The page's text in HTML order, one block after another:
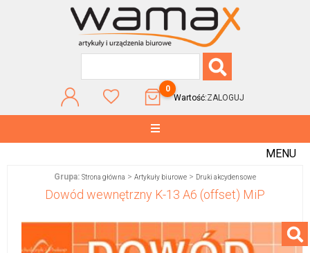
0
Wartość:ZALOGUJ
MENU
Grupa: Strona główna > Artykuły biurowe > Druki akcydensowe
Dowód wewnętrzny K-13 A6 (offset) MiP